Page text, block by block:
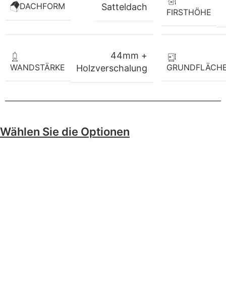
DACHFORM Satteldach
FIRSTHÖHE
WANDSTÄRKE
44mm +
Holzverschalung
Wählen Sie die Optionen